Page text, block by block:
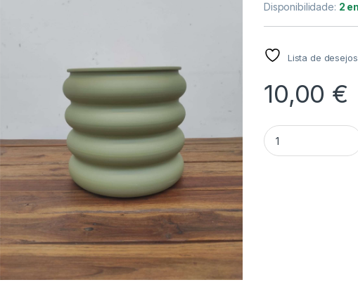
Disponibilidade: 2
Lista de desejos
10,00 €
Quantidade Vaso